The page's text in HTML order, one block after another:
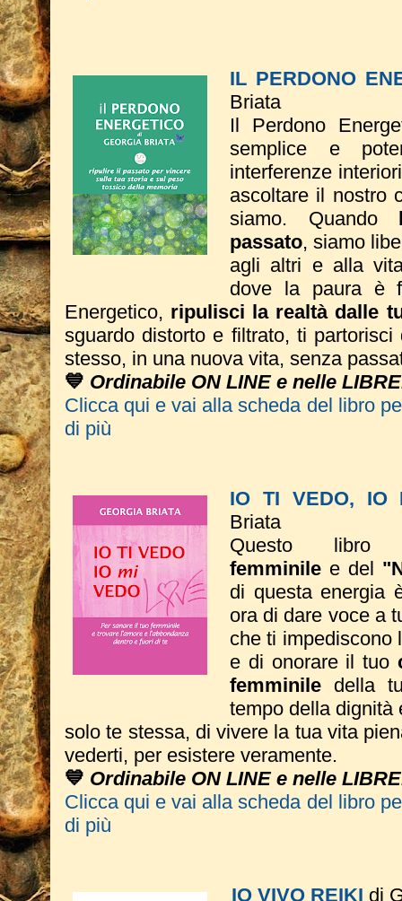
IL PERDONO
Briata
Il Perdono
semplice e
interferenze
ascoltare il nostro
siamo. Quando
passato, siamo
agli altri e alla
dove la paura è
Energetico, ripulisci la realtà dalle
sguardo distorto e filtrato, ti
stesso, in una nuova vita, senza
💙 Ordinabile ON LINE e nelle
Clicca qui e vai alla scheda del libro
di più
IO TI VEDO, IO
Briata
Questo libro
femminile e del
di questa energia
ora di dare voce a
che ti impediscono
e di onorare il tuo
femminile della
tempo della dignità
solo te stessa, di vivere la tua vita
vederti, per esistere veramente.
💙 Ordinabile ON LINE e nelle
Clicca qui e vai alla scheda del libro
di più
IO VIVO REIKI di